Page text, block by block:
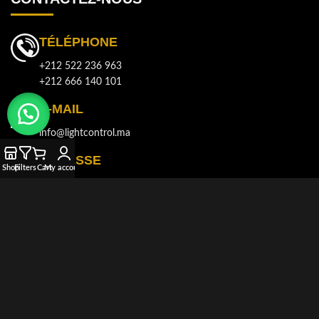
TÉLÉPHONE
+212 522 236 963
+212 666 140 101
E-MAIL
info@lightcontrol.ma
ADRESSE
ShopFiltersCartMy account